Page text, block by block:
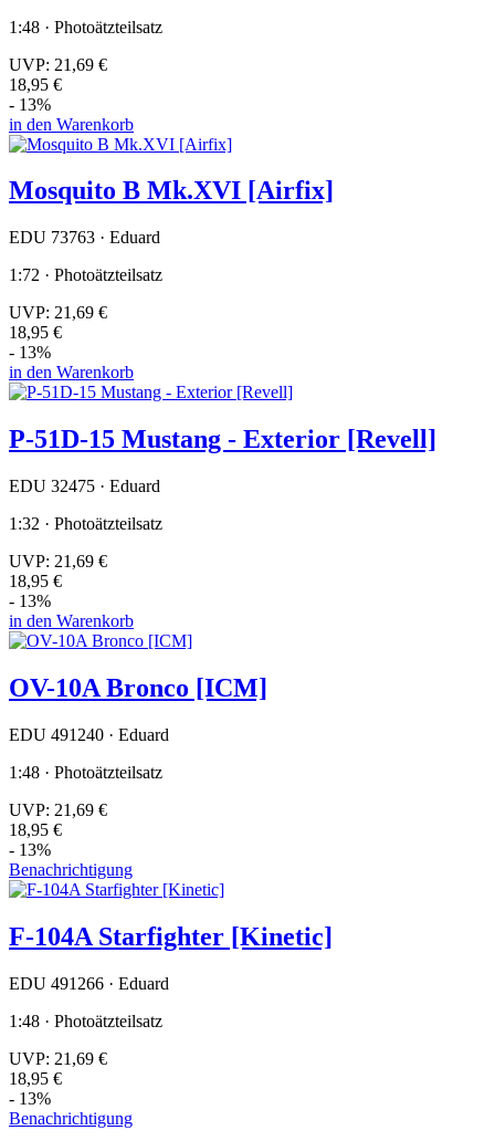
1:48 · Photoätzteilsatz
UVP: 21,69 €
18,95 €
- 13%
in den Warenkorb
Mosquito B Mk.XVI [Airfix]
EDU 73763 · Eduard
1:72 · Photoätzteilsatz
UVP: 21,69 €
18,95 €
- 13%
in den Warenkorb
P-51D-15 Mustang - Exterior [Revell]
EDU 32475 · Eduard
1:32 · Photoätzteilsatz
UVP: 21,69 €
18,95 €
- 13%
in den Warenkorb
OV-10A Bronco [ICM]
EDU 491240 · Eduard
1:48 · Photoätzteilsatz
UVP: 21,69 €
18,95 €
- 13%
Benachrichtigung
F-104A Starfighter [Kinetic]
EDU 491266 · Eduard
1:48 · Photoätzteilsatz
UVP: 21,69 €
18,95 €
- 13%
Benachrichtigung